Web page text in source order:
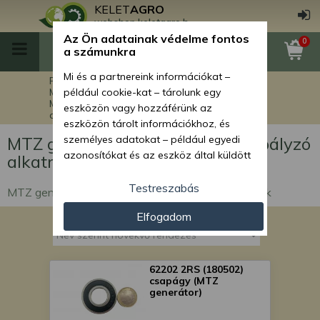
KELETAGRO
webshop.keletagro.hu
0
Főoldal
MTZ traktor alkatrészek
MTZ elektromos alkatrészek
MTZ generátor és feszültségszabályzó
alkatrészek
MTZ generátor és feszültségszabályzó
alkatrészek
MTZ generátor és feszültségszabályzó alkatrészek
62202 2RS (180502)
csapágy (MTZ
generátor)
Az Ön adatainak védelme fontos
a számunkra
Mi és a partnereink információkat –
például cookie-kat – tárolunk egy
eszközön vagy hozzáférünk az
eszközön tárolt információkhoz, és
személyes adatokat – például egyedi
azonosítókat és az eszköz által küldött
személyre szabott hirdetések és
tartalom nyújtásához, hirdetés- és
tartalomméréshez, nézettségi adatok
gyűjtéséhez, valamint termékek
kifejlesztéséhez és a termékek
javításához. Az Ön engedélyével mi és a
partnereink eszközleolvasásos
módszerrel szerzett pontos geolokációs
adatokat és azonosítási információkat
Testreszabás
Elfogadom